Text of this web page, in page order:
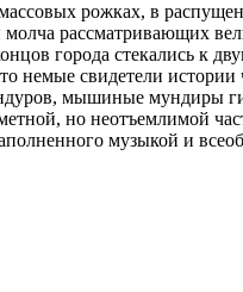
рожках, в
рассматривающих
города стекались к
немые свидетели истории
мышиные мундиры
но неотъемлимой
музыкой и